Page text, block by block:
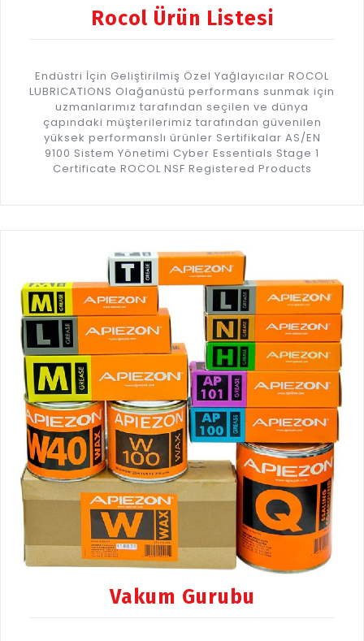
Rocol Ürün Listesi
Endüstri İçin Geliştirilmiş Özel Yağlayıcılar ROCOL
LUBRICATIONS Olağanüstü performans sunmak için
uzmanlarımız tarafından seçilen ve dünya
çapındaki müşterilerimiz tarafından güvenilen
yüksek performanslı ürünler Sertifikalar AS/EN
9100 Sistem Yönetimi Cyber Essentials Stage 1
Certificate ROCOL NSF Registered Products
Vakum Gurubu